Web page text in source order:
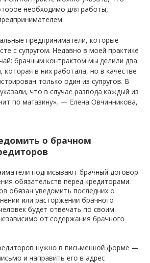
необходимо для работы,
предприниматели, которые
с супругом. Недавно в моей практике
брачным контрактом мы делили два
которая в них работала, но в качестве
только один из супругов. В
что в случае развода каждый из
по магазину», — Елена Овчинникова,
о брачном
подписывают брачный договор
обязательств перед кредиторами.
обязан уведомить последних о
или расторжении брачного
будет отвечать по своим
от содержания брачного
нужно в письменной форме —
и направить его в адрес